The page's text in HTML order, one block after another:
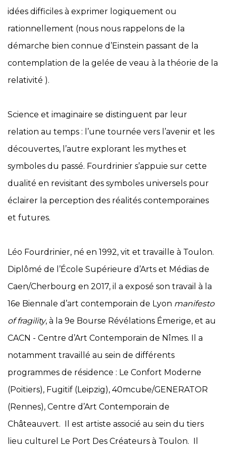
idées difficiles à exprimer logiquement ou
rationnellement (nous nous rappelons de la
démarche bien connue d’Einstein passant de la
contemplation de la gelée de veau à la théorie de la
relativité ).
Science et imaginaire se distinguent par leur
relation au temps : l’une tournée vers l’avenir et les
découvertes, l’autre explorant les mythes et
symboles du passé. Fourdrinier s’appuie sur cette
dualité en revisitant des symboles universels pour
éclairer la perception des réalités contemporaines
et futures.
Léo Fourdrinier, né en 1992, vit et travaille à Toulon.
Diplômé de l’École Supérieure d’Arts et Médias de
Caen/Cherbourg en 2017, il a exposé son travail à la
16e Biennale d’art contemporain de Lyon manifesto
of fragility, à la 9e Bourse Révélations Émerige, et au
CACN - Centre d’Art Contemporain de Nîmes. Il a
notamment travaillé au sein de différents
programmes de résidence : Le Confort Moderne
(Poitiers), Fugitif (Leipzig), 40mcube/GENERATOR
(Rennes), Centre d’Art Contemporain de
Châteauvert. Il est artiste associé au sein du tiers
lieu culturel Le Port Des Créateurs à Toulon. Il